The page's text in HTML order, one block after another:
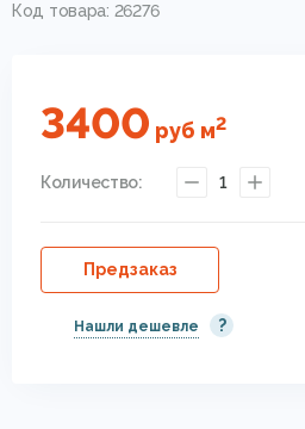
Код товара: 26276
3400 руб м2
Количество: 1
Предзаказ
Нашли дешевле ?